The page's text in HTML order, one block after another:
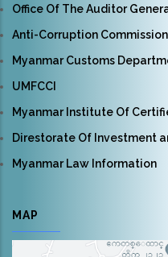
Office Of The Auditor
Anti-Corruption
Myanmar Customs
UMFCCI
Myanmar Institute Of
Direstorate Of Investment
Myanmar Law Information
MAP